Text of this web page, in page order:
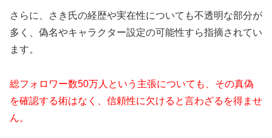
さらに、さき氏の経歴や実在性についても不透明な部分が
多く、偽名やキャラクター設定の可能性すら指摘されてい
ます。
総フォロワー数50万人という主張についても、その真偽
を確認する術はなく、信頼性に欠けると言わざるを得ませ
ん。